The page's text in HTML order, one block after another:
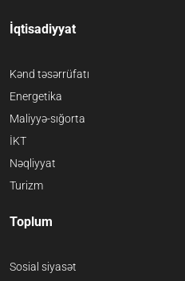
İqtisadiyyat
Kənd təsərrüfatı
Energetika
Maliyyə-sığorta
İKT
Nəqliyyat
Turizm
Toplum
Sosial siyasət